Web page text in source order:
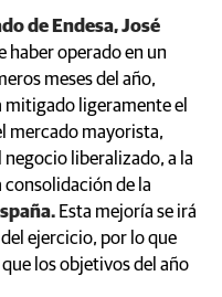
de Endesa, José
haber operado en un
meses del año,
ligeramente el
mercado mayorista,
liberalizado, a la
consolidación de la
Esta mejoría se irá
ejercicio, por lo que
los objetivos del año